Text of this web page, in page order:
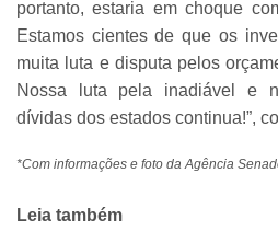
portanto, estaria em choque
Estamos cientes de que os
muita luta e disputa pelos
Nossa luta pela inadiável e
dívidas dos estados continua!”,
*Com informações e foto da Agência
Leia também